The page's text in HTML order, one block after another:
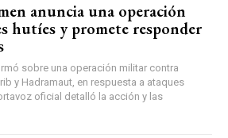
anuncia una operación
hutíes y promete responder
sobre una operación militar contra
y Hadramaut, en respuesta a ataques
oficial detalló la acción y las